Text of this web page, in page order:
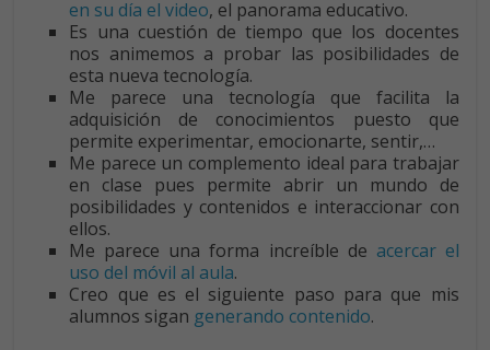
en su día el video, el panorama educativo.
Es una cuestión de tiempo que los docentes
nos animemos a probar las posibilidades de
esta nueva tecnología.
Me parece una tecnología que facilita la
adquisición de conocimientos puesto que
permite experimentar, emocionarte, sentir,…
Me parece un complemento ideal para trabajar
en clase pues permite abrir un mundo de
posibilidades y contenidos e interaccionar con
ellos.
Me parece una forma increíble de acercar el
uso del móvil al aula.
Creo que es el siguiente paso para que mis
alumnos sigan generando contenido.